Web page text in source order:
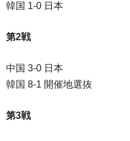
韓国 1-0 日本
第2戦
中国 3-0 日本
韓国 8-1 開催地選抜
第3戦